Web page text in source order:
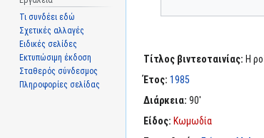
Τίτλος βιντεοταινίας: Η
Έτος: 1985
Διάρκεια: 90'
Είδος: Κωμωδία
Τι συνδέει εδώ
Σχετικές αλλαγές
Ειδικές σελίδες
Εκτυπώσιμη έκδοση
Σταθερός σύνδεσμος
Πληροφορίες σελίδας